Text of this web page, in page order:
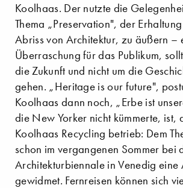
Koolhaas. Der nutzte die
Thema „Preservation", der
Abriss von Architektur, zu äußern –
Überraschung für das Publikum,
die Zukunft und nicht um die
gehen. „Heritage is our future",
Koolhaas dann noch, „Erbe ist
die New Yorker nicht kümmerte, ist,
Koolhaas Recycling betrieb: Dem
schon im vergangenen Sommer bei
Architekturbiennale in Venedig eine
gewidmet. Fernreisen können sich